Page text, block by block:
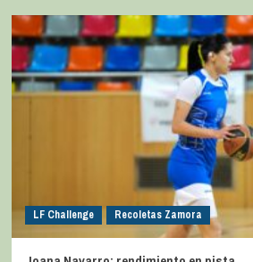
LF Challenge Recoletas Zamora